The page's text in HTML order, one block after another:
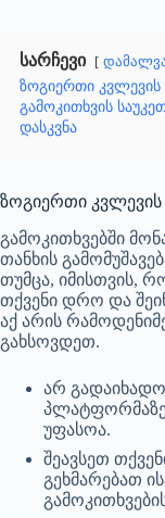
სარჩევი
ზოგიერთი კვლევის
გამოკითხვის
დასკვნა
ზოგიერთი კვლევის
გამოკითხვებში
თანხის
თუმცა, იმისთვის,
თქვენი დრო და
აქ არის
გახსოვდეთ.
არ
პლატფორმაზე
უფასოა.
შეავსეთ
გეხმარებათ